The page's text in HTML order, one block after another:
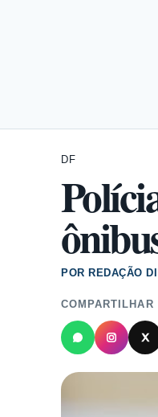
DF
POR REDAÇÃO
COMPARTILHAR